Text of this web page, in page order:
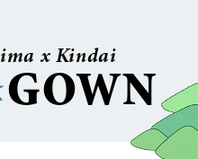
x Kindai
GOWN